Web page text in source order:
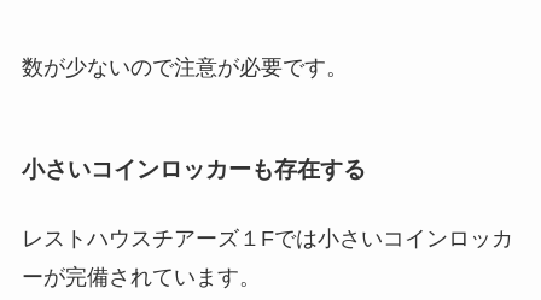
数が少ないので注意が必要です。
小さいコインロッカーも存在する
レストハウスチアーズ１Fでは小さいコインロッカ
ーが完備されています。